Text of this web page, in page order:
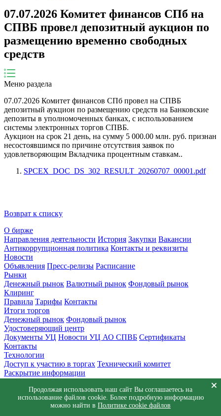
07.07.2026 Комитет финансов СПб на
СПВБ провел депозитный аукцион по
размещению временно свободных
средств
Меню раздела
07.07.2026 Комитет финансов СПб провел на СПВБ
депозитный аукцион по размещению средств на Банковские
депозиты в уполномоченных банках, с использованием
системы электронных торгов СПВБ.
Аукцион на срок 21 день, на сумму 5 000.00 млн. руб. признан
несостоявшимся по причине отсутствия заявок по
удовлетворяющим Вкладчика процентным ставкам..
SPCEX_DOC_DS_302_RESULT_20260707_00001.pdf
Возврат к списку
О бирже
Направления деятельности История Закупки Вакансии
Антикоррупционная политика Контакты и реквизиты
Новости
Объявления Пресс-релизы Расписание
Рынки
Денежный рынок Валютный рынок Фондовый рынок
Клиринг
Правила Тарифы Контакты
Итоги торгов
Денежный рынок Фондовый рынок
Удостоверяющий центр
Документы УЦ Новости УЦ АО СПВБ Сертификаты
Контакты
Технологии
Доступ к участию в торгах Технический комитет
Раскрытие информации
Обращения Заявка в техническую поддержку
© АО СПВБ 2016-2026. Все права защищены.
+7 (812) 655-74-00 info@spvb.ru
Продолжая использовать наш сайт Вы соглашаетесь на
использование файлов cookie. Более подробную информацию
можно найти в Политике cookie файлов